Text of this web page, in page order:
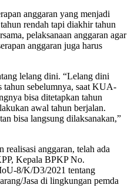
anggaran yang menjadi
rendah tapi diakhir tahun
pelaksanaan anggaran agar
anggaran juga harus
lelang dini. “Lelang dini
sebelumnya, saat KUA-
bisa ditetapkan tahun
awal tahun berjalan.
bisa langsung dilaksanakan,”
realisasi anggaran, telah ada
Kepala BPKP No.
8/K/D3/2021 tentang
Jasa di lingkungan pemda